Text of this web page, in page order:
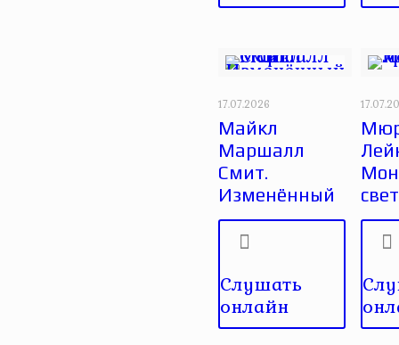
17.07.2026
Майкл
Маршалл
Смит.
Изменённый
Слушать
онлайн